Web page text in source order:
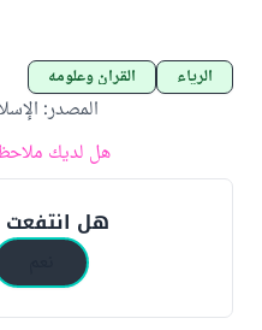
الرياء القرآن وعلومه
المصدر:
هل لديك
هل انتفعت